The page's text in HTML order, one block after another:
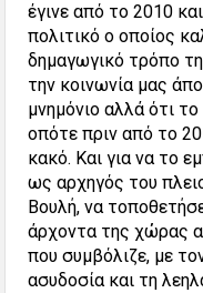
έγινε από το 2010
πολιτικό ο οποίος
δημαγωγικό τρόπο
την κοινωνία μας
μνημόνιο αλλά ότι
οπότε πριν από το
κακό. Και για να το
ως αρχηγός του
Βουλή, να
άρχοντα της χώρας
που συμβόλιζε, με
ασυδοσία και τη